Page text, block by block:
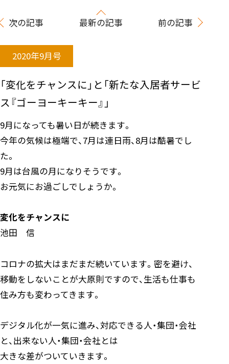
次の記事 最新の記事 前の記事
2020年9月号
「変化をチャンスに」と「新たな入居者サービ
ス『ゴーヨーキーキー』」
9月になっても暑い日が続きます。
今年の気候は極端で、7月は連日雨、8月は酷暑でし
た。
9月は台風の月になりそうです。
お元気にお過ごしでしょうか。
変化をチャンスに
池田 信
コロナの拡大はまだまだ続いています。密を避け、
移動をしないことが大原則ですので、生活も仕事も
住み方も変わってきます。
デジタル化が一気に進み、対応できる人・集団・会社
と、出来ない人・集団・会社とは
大きな差がついていきます。